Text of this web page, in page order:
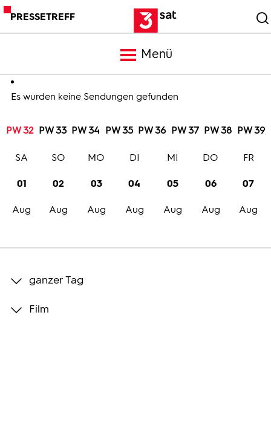
PRESSETREFF
Menü
Meldungen
Programm
Trailer
Bilder
Es wurden keine Sendungen gefunden
PW 32 PW 33 PW 34 PW 35 PW 36 PW 37 PW 38 PW 39
01
Aug
SA
02
Aug
SO
03
Aug
MO
04
Aug
DI
05
Aug
MI
06
Aug
DO
07
Aug
FR
ganzer Tag
Film